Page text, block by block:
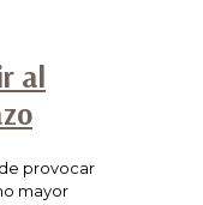
al
provocar
mayor